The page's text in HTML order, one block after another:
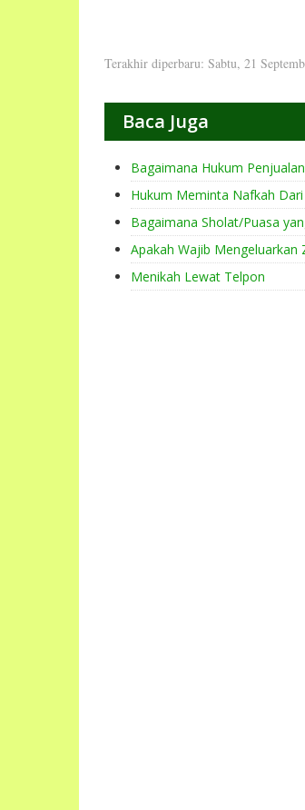
Terakhir diperbaru: Sabtu, 21
Baca Juga
Bagaimana Hukum
Hukum Meminta Nafkah
Bagaimana Sholat/Puasa
Apakah Wajib Mengeluarkan
Menikah Lewat Telpon